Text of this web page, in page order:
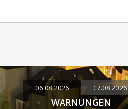
06.08.2026 07.08.2026
WARNUNGEN